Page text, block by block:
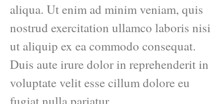
aliqua. Ut enim ad minim veniam, quis
nostrud exercitation ullamco laboris nisi
ut aliquip ex ea commodo consequat.
Duis aute irure dolor in reprehenderit in
voluptate velit esse cillum dolore eu
fugiat nulla pariatur.